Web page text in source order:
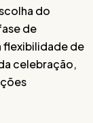
do
de
flexibilidade de
celebração,